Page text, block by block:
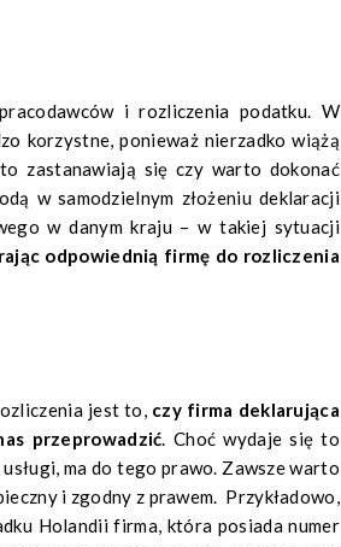
i rozliczenia podatku. W
korzystne, ponieważ nierzadko wiążą
zastanawiają się czy warto dokonać
w samodzielnym złożeniu deklaracji
w danym kraju – w takiej sytuacji
odpowiednią firmę do rozliczenia
jest to, czy firma deklarująca
przeprowadzić. Choć wydaje się to
ma do tego prawo. Zawsze warto
i zgodny z prawem. Przykładowo,
Holandii firma, która posiada numer